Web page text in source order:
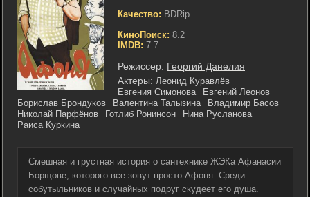
Качество: BDRip
КиноПоиск: 8.2
IMDB: 7.7
Режиссер: Георгий Данелия
Актеры: Леонид Куравлёв
Евгения Симонова
Евгений Леонов
Борислав Брондуков
Валентина Талызина
Владимир Басов
Николай Парфёнов
Готлиб Ронинсон
Нина Русланова
Раиса Куркина
Смешная и грустная история о сантехнике ЖЭКа Афанасии
Борщове, которого все зовут просто Афоня. Среди
собутыльников и случайных подруг скудеет его душа.